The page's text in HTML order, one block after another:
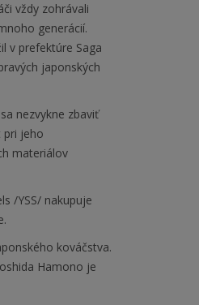
vždy zohrávali
generácií.
v prefektúre Saga
japonských
nezvykne zbaviť
pri jeho
materiálov
/YSS/ nakupuje
kováčstva.
Hamono je